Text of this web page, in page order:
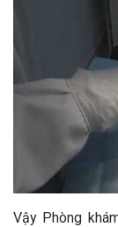
Vậy Phòng